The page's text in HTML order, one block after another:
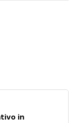
in